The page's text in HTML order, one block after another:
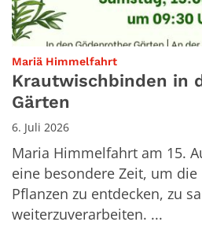
Mariä Himmelfahrt:
Krautwischbinden in
Gärten
6. Juli 2026
Maria Himmelfahrt am 15.
eine besondere Zeit, um
Pflanzen zu entdecken, zu
weiterzuverarbeiten. ...